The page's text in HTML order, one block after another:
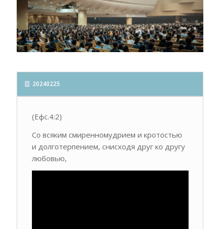
20240225
(Ефс.4:2)
Со всяким смиренномудрием и кротостью
и долготерпением, снисходя друг ко другу
любовью,